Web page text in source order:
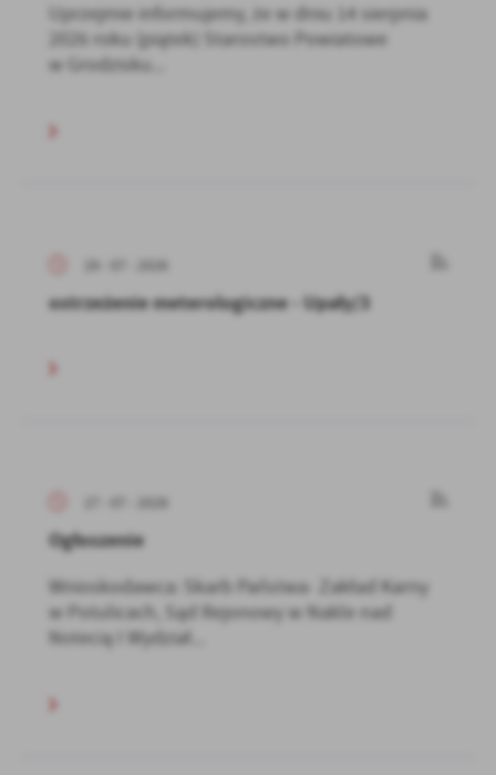
Uprzejmie informujemy, że w dniu 14 sierpnia
2026 roku (piątek) Starostwo Powiatowe
w Grodzisku...
29 - 07 - 2026
ostrzeżenie meterologiczne - Upały/3
27 - 07 - 2026
Ogłoszenie
Wnioskodawca: Skarb Państwa- Zakład Karny
w Potulicach, Sąd Rejonowy w Nakle nad
Notecią I Wydział...